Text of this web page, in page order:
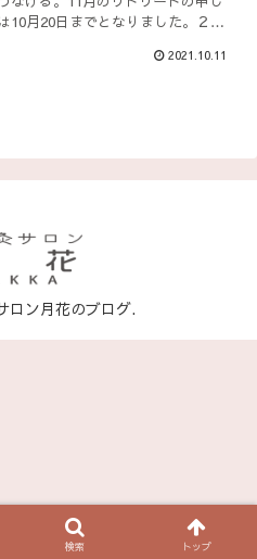
10月20日までとなりました。２泊3
金曜の夕方からなので、ぜひご都合
2021.10.11
ロン月花のブログ.
検索 トップ